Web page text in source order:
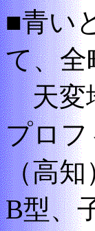
■青い
て、全
天変
プロフ
（高知
B型、